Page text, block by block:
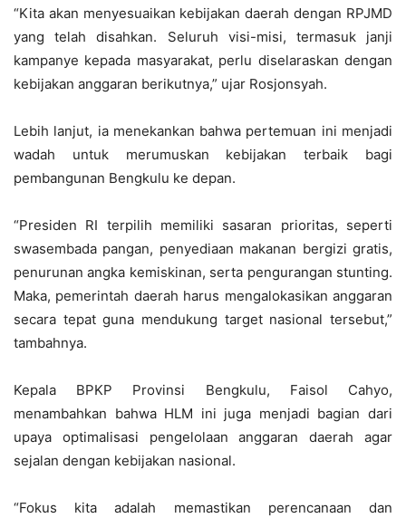
“Kita akan menyesuaikan kebijakan daerah dengan RPJMD
yang telah disahkan. Seluruh visi-misi, termasuk janji
kampanye kepada masyarakat, perlu diselaraskan dengan
kebijakan anggaran berikutnya,” ujar Rosjonsyah.
Lebih lanjut, ia menekankan bahwa pertemuan ini menjadi
wadah untuk merumuskan kebijakan terbaik bagi
pembangunan Bengkulu ke depan.
“Presiden RI terpilih memiliki sasaran prioritas, seperti
swasembada pangan, penyediaan makanan bergizi gratis,
penurunan angka kemiskinan, serta pengurangan stunting.
Maka, pemerintah daerah harus mengalokasikan anggaran
secara tepat guna mendukung target nasional tersebut,”
tambahnya.
Kepala BPKP Provinsi Bengkulu, Faisol Cahyo,
menambahkan bahwa HLM ini juga menjadi bagian dari
upaya optimalisasi pengelolaan anggaran daerah agar
sejalan dengan kebijakan nasional.
“Fokus kita adalah memastikan perencanaan dan